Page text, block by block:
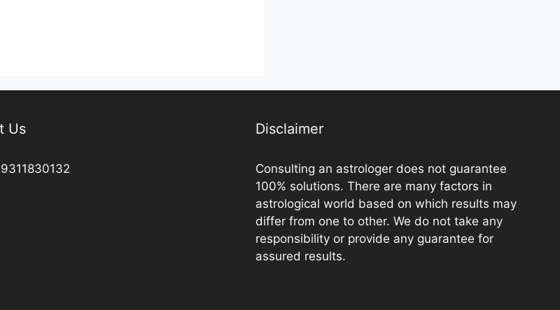
Us Disclaimer
Consulting an astrologer does not guarantee
100% solutions. There are many factors in
astrological world based on which results may
differ from one to other. We do not take any
responsibility or provide any guarantee for
assured results.